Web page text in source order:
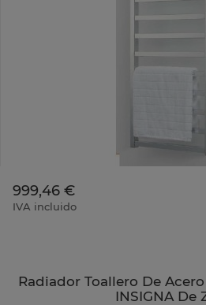
999,46 €
IVA incluido
Radiador Toallero De
INSIGNA De